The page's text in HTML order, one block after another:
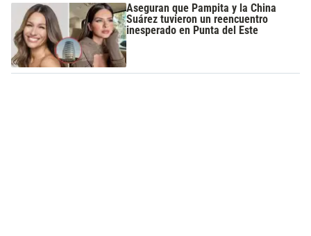
Aseguran que Pampita y la China
Suárez tuvieron un reencuentro
inesperado en Punta del Este